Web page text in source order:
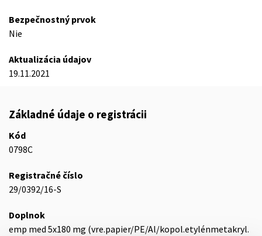
Bezpečnostný prvok
Nie
Aktualizácia údajov
19.11.2021
Základné údaje o registrácii
Kód
0798C
Registračné číslo
29/0392/16-S
Doplnok
emp med 5x180 mg (vre.papier/PE/Al/kopol.etylénmetakryl.